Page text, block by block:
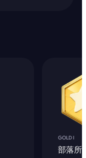
GOLD I
部落所